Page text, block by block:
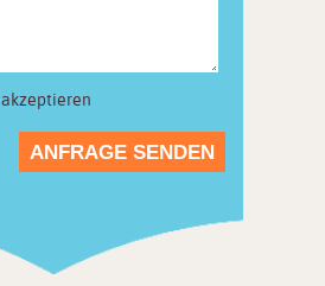
akzeptieren
ANFRAGE SENDEN